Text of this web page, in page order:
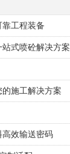
工程装备
式喷砼解决方案
施工解决方案
效输送密码